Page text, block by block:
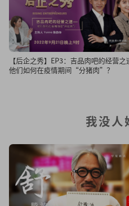
【后企之秀】EP3：吉品肉吧的经营
他们如何在疫情期间“分猪肉”？
我没人